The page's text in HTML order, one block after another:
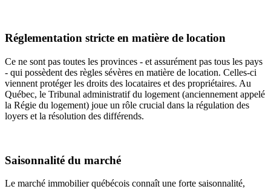
Réglementation stricte en matière de location
Ce ne sont pas toutes les provinces - et assurément pas tous les pays
- qui possèdent des règles sévères en matière de location. Celles-ci
viennent protéger les droits des locataires et des propriétaires. Au
Québec, le Tribunal administratif du logement (anciennement appelé
la Régie du logement) joue un rôle crucial dans la régulation des
loyers et la résolution des différends.
Saisonnalité du marché
Le marché immobilier québécois connaît une forte saisonnalité,